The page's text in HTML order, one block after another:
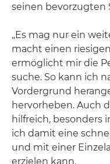
seinen bevorzugten
„Es mag nur ein
macht einen
ermöglicht mir die
suche. So kann ich
Vordergrund
hervorheben. Auch
hilfreich, besonders
ich damit eine
und mit einer
erzielen kann.